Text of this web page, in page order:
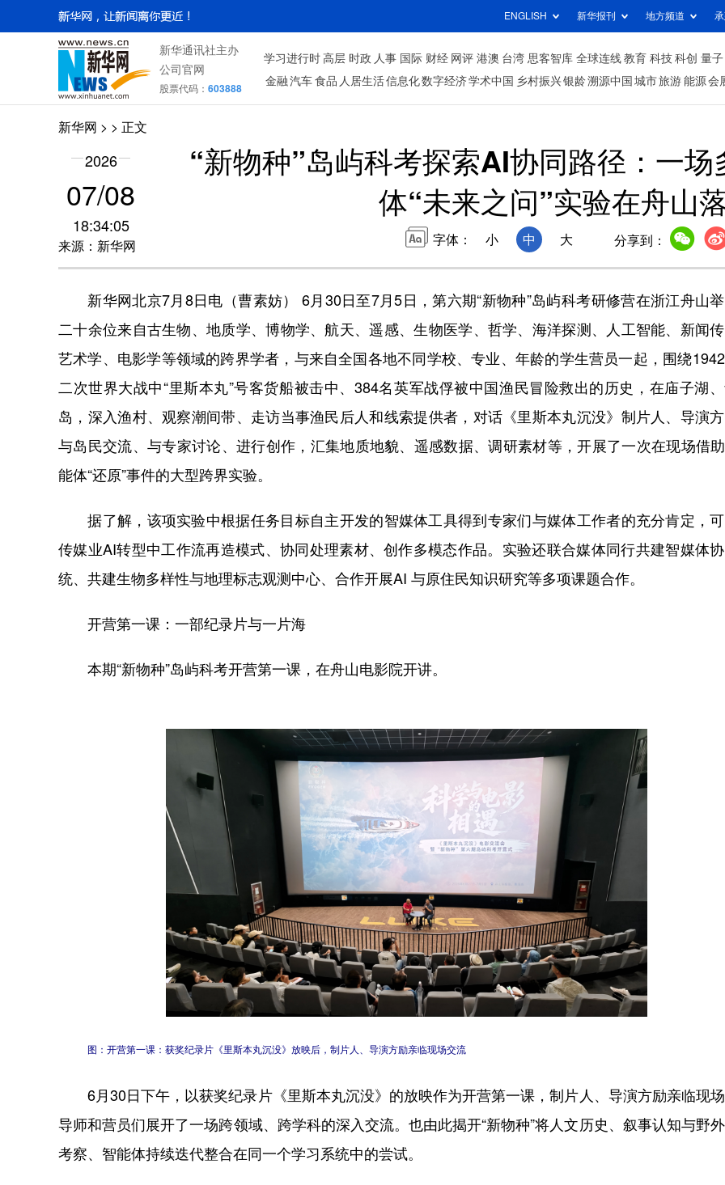
ENGLISH 新华报刊 地方频道
新华通讯社主办
公司官网
股票代码： 603888
学习进行时 高层 时政 人事 国际 财经 网评 港澳 台湾 思客智库 全球连线 教育 科技 科创 量子
金融 汽车 食品 人居生活信息化数字经济学术中国 乡村振兴银龄溯源中国 城市旅游 能源 会
新华网 > > 正文
2026
07/08
18:34:05
来源：新华网
“新物种”岛屿科考探索AI协同路径：一
体“未来之问”实验在舟山
字体： 小 中 大 分享到：
新华网北京7月8日电（曹素妨） 6月30日至7月5日，第六期“新物种”岛屿科考研修营在浙江舟山举
二十余位来自古生物、地质学、博物学、航天、遥感、生物医学、哲学、海洋探测、人工智能、新闻传
艺术学、电影学等领域的跨界学者，与来自全国各地不同学校、专业、年龄的学生营员一起，围绕
二次世界大战中“里斯本丸”号客货船被击中、384名英军战俘被中国渔民冒险救出的历史，在庙子湖
岛，深入渔村、观察潮间带、走访当事渔民后人和线索提供者，对话《里斯本丸沉没》制片人、导演方
与岛民交流、与专家讨论、进行创作，汇集地质地貌、遥感数据、调研素材等，开展了一次在现场借
能体“还原”事件的大型跨界实验。
据了解，该项实验中根据任务目标自主开发的智媒体工具得到专家们与媒体工作者的充分肯定，
传媒业AI转型中工作流再造模式、协同处理素材、创作多模态作品。实验还联合媒体同行共建智媒体
统、共建生物多样性与地理标志观测中心、合作开展AI 与原住民知识研究等多项课题合作。
开营第一课： 一部纪录片与一片海
本期“新物种”岛屿科考开营第一课，在舟山电影院开讲。
图：开营第一课：获奖纪录片《里斯本丸沉没》放映后，制片人、导演方励亲临现场交流
6月30日下午，以获奖纪录片《里斯本丸沉没》的放映作为开营第一课，制片人、导演方励亲临现
导师和营员们展开了一场跨领域、跨学科的深入交流。也由此揭开“新物种”将人文历史、叙事认知与野
考察、智能体持续迭代整合在同一个学习系统中的尝试。